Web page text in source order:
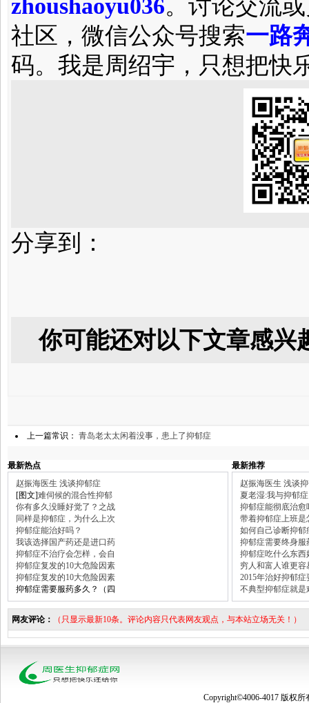
zhoushaoyu036。讨论交流
社区，微信公众号搜索一路
码。我是周绍宇，只想把快
分享到：
你可能还对以下文章感兴
上一篇常识： 青岛老太太闲着没事，患上了抑郁症
最新热点
最新推荐
赵振海医生 浅谈抑郁症
[图文]难伺候的混合性抑郁
你有多久没睡好觉了？之战
同样是抑郁症，为什么上次
抑郁症能治好吗？
我该选择国产药还是进口药
抑郁症不治疗会怎样，会自
抑郁症复发的10大危险因素
抑郁症复发的10大危险因素
抑郁症需要服药多久？（四
赵振海医生 浅谈
夏老湿:我与抑郁症
抑郁症能彻底治愈
带着抑郁症上班是
如何自己诊断抑郁
抑郁症需要终身服
抑郁症吃什么东西
穷人和富人谁更容
2015年治好抑郁症
不典型抑郁症就是
网友评论： （只显示最新10条。评论内容只代表网友观点，与本站立场无关！）
Copyright©4006-4017 版权